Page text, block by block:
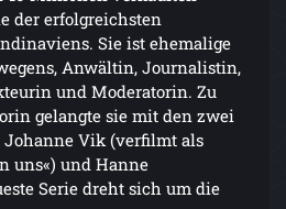
der erfolgreichsten
Sie ist ehemalige
Anwältin, Journalistin,
und Moderatorin. Zu
gelangte sie mit den zwei
Vik (verfilmt als
uns«) und Hanne
Serie dreht sich um die